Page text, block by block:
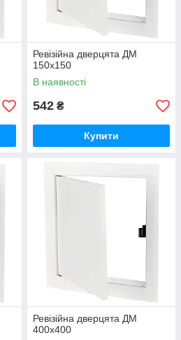
Ревізійна дверцята ДМ
150x150
В наявності
542 ₴
Купити
Ревізійна дверцята ДМ
400х400